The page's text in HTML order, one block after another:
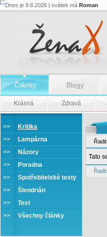
Dnes je 9.8.2026 | svátek má Roman
Články Blogy
Krásná Zdravá
>>
Kritika
>>
Lampárna
>>
Názory
>>
Poradna
>>
Spotřebitelské testy
>>
Šlendrián
>>
Test
>> Všechny články
Tato